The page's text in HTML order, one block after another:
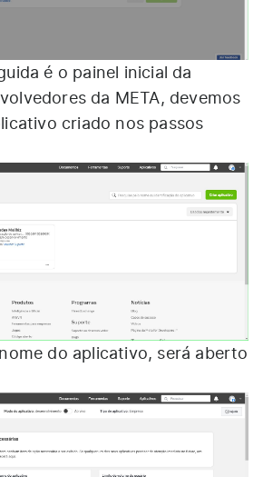
é o painel inicial da
da META, devemos
criado nos passos
do aplicativo, será aberto